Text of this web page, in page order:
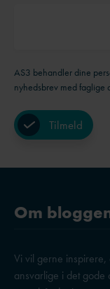
AS3 behandler dine
nyhedsbrev med faglige
Om
Vi vil gerne
ansvarlige i det gode